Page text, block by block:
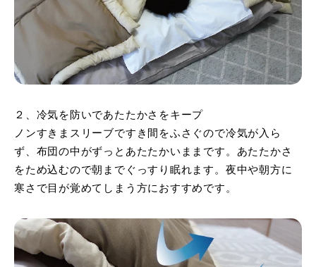
２、冷気を防いであたたかさをキープ
ノンすきまスリーブですき間をふさぐので冷気が入ら
ず、布団の中がずっとあたたかいままです。あたたかさ
をため込むので朝までぐっすり眠れます。夜中や朝方に
寒さで目が覚めてしまう方におすすめです。